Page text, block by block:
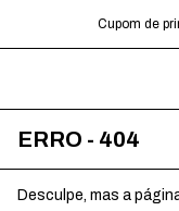
Cupom de
ERRO - 404
Desculpe, mas a